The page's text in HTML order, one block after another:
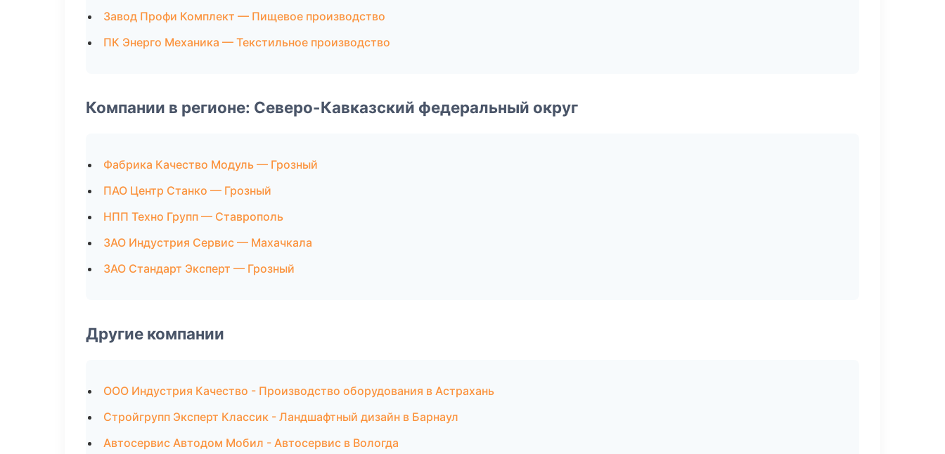
Завод Профи Комплект — Пищевое производство
ПК Энерго Механика — Текстильное производство
Компании в регионе: Северо-Кавказский федеральный округ
Фабрика Качество Модуль — Грозный
ПАО Центр Станко — Грозный
НПП Техно Групп — Ставрополь
ЗАО Индустрия Сервис — Махачкала
ЗАО Стандарт Эксперт — Грозный
Другие компании
ООО Индустрия Качество - Производство оборудования в Астрахань
Стройгрупп Эксперт Классик - Ландшафтный дизайн в Барнаул
Автосервис Автодом Мобил - Автосервис в Вологда